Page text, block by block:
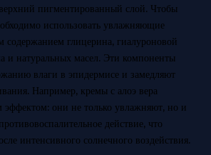
пигментированный слой. Чтобы
использовать увлажняющие
содержанием глицерина, гиалуроновой
и натуральных масел. Эти компоненты
влаги в эпидермисе и замедляют
Например, кремы с алоэ вера
эффектом: они не только увлажняют, но и
действие, что
интенсивного солнечного воздействия.